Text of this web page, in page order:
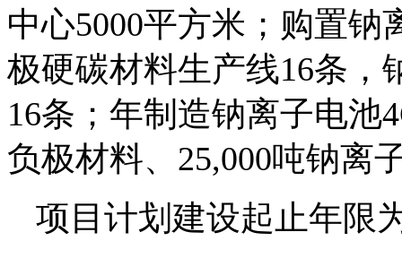
中心5000平方米；购置
极硬碳材料生产线16条，
16条；年制造钠离子电池
负极材料、25,000吨钠离
项目计划建设起止年限